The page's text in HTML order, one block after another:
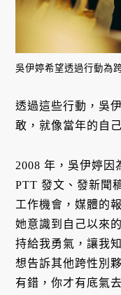
吳伊婷希望透過行動為
透過這些行動，吳
敢，就像當年的自
2008 年，吳伊婷因
PTT 發文、發新聞
工作機會，媒體的
她意識到自己以來
持給我勇氣，讓我
想告訴其他跨性別
有錯，你才有底氣